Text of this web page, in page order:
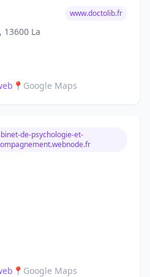
La
www.doctolib.fr
📍 Google Maps
de-psychologie-et-
📍 Google Maps